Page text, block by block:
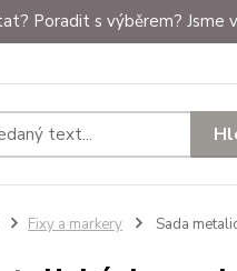
Poradit s výběrem? Jsme
Fixy a markery Sada